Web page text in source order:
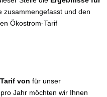
zusammengefasst und den
Ökostrom-Tarif
von für unser
Jahr möchten wir Ihnen